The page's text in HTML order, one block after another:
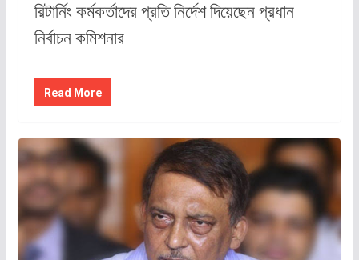
রিটার্নিং কর্মকর্তাদের প্রতি নির্দেশ দিয়েছেন প্রধান
নির্বাচন কমিশনার
Read More